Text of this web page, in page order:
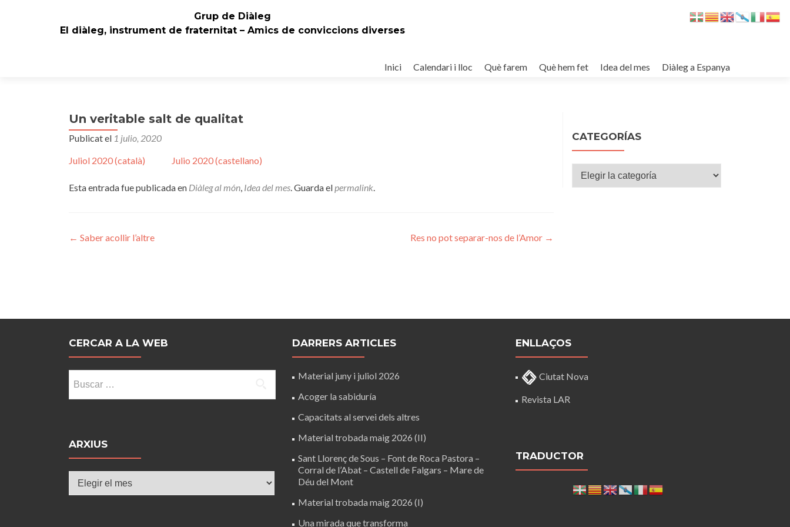
Grup de Diàleg
El diàleg, instrument de fraternitat – Amics de conviccions diverses
al
Inici Calendari i lloc Què farem Què hem fet Idea del mes Diàleg a Espanya
Un veritable salt de qualitat
Publicat el 1 julio, 2020
Juliol 2020 (català)
Julio 2020 (castellano)
Esta entrada fue publicada en Diàleg al món, Idea del mes. Guarda elpermalink.
Navegación
← Saber acollir l’altre Res no pot separar-nos de l’Amor →
CATEGORÍAS
Categorías
CERCAR A LA WEB
ARXIUS
DARRERS ARTICLES
Material juny i juliol 2026
Acoger la sabiduría
Capacitats al servei dels altres
Material trobada maig 2026 (II)
Sant Llorenç de Sous – Font de Roca Pastora –
Corral de l’Abat – Castell de Falgars – Mare de
Déu del Mont
Material trobada maig 2026 (I)
Una mirada que transforma
ENLLAÇOS
Ciutat Nova
Revista LAR
TRADUCTOR